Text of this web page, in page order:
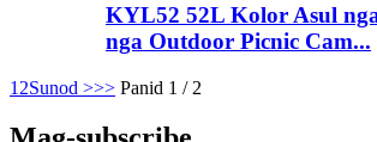
KYL52 52L Kolor Asul
nga Outdoor Picnic Cam...
1 2Sunod >>> Panid 1 / 2